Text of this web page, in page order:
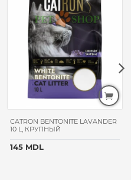
CATRON BENTONITE LAVANDER
10 L, КРУПНЫЙ
145 MDL